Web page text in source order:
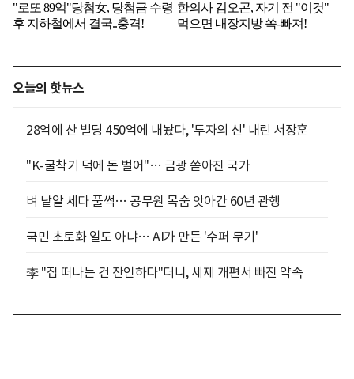
오늘의 핫뉴스
28억에 산 빌딩 450억에 내놨다, '투자의 신' 내린 서장훈
"K-굴착기 덕에 돈 벌어"… 금광 쏟아진 국가
벼 낱알 세다 풀썩… 공무원 목숨 앗아간 60년 관행
국민 초토화 일도 아냐… AI가 만든 '수퍼 무기'
李 "집 떠나는 건 잔인하다"더니, 세제 개편서 빠진 약속